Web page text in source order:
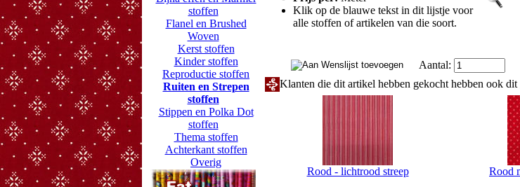
stoffen
Flanel en Brushed
Woven
Kerst stoffen
Kinder stoffen
Reproductie stoffen
Ruiten en Strepen
stoffen
Stippen en Polka Dot
stoffen
Thema stoffen
Achterkant stoffen
Overig
Klik op de blauwe tekst in dit lijstje voor
alle stoffen of artikelen van die soort.
Aantal:
Klanten die dit artikel hebben gekocht hebben ook dit
Rood - lichtrood streep Rood